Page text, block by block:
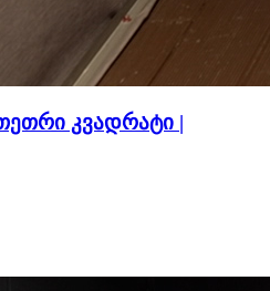
კვადრატი |